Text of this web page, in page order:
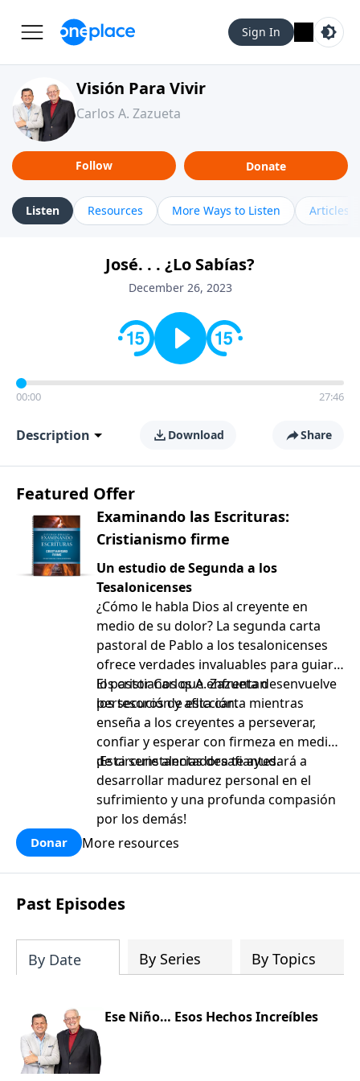
Sign In
Visión Para Vivir
Carlos A. Zazueta
Follow Donate
Listen Resources More Ways to Listen Articles
José. . . ¿Lo Sabías?
December 26, 2023
00:00 27:46
Description Download Share
Featured Offer
Examinando las Escrituras:
Cristianismo firme
Un estudio de Segunda a los
Tesalonicenses
¿Cómo le habla Dios al creyente en
medio de su dolor? La segunda carta
pastoral de Pablo a los tesalonicenses
ofrece verdades invaluables para guiar a
los cristianos que enfrentan
persecución y aflicción.
El pastor Carlos A. Zazueta desenvuelve
los tesoros de esta carta mientras
enseña a los creyentes a perseverar,
confiar y esperar con firmeza en medio
de circunstancias desafiantes.
¡Esta serie alentadora te ayudará a
desarrollar madurez personal en el
sufrimiento y una profunda compasión
por los demás!
Donar More resources
Past Episodes
By Date By Series By Topics
Ese Niño… Esos Hechos Increíbles